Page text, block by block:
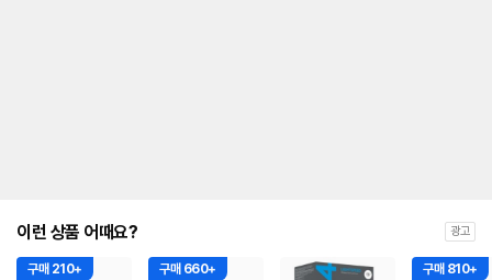
이런 상품 어때요? 광고
구매 210+ 구매 660+ 구매 810+